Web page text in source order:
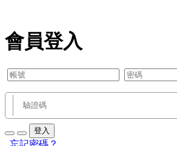
會員登入
登入
忘記密碼？